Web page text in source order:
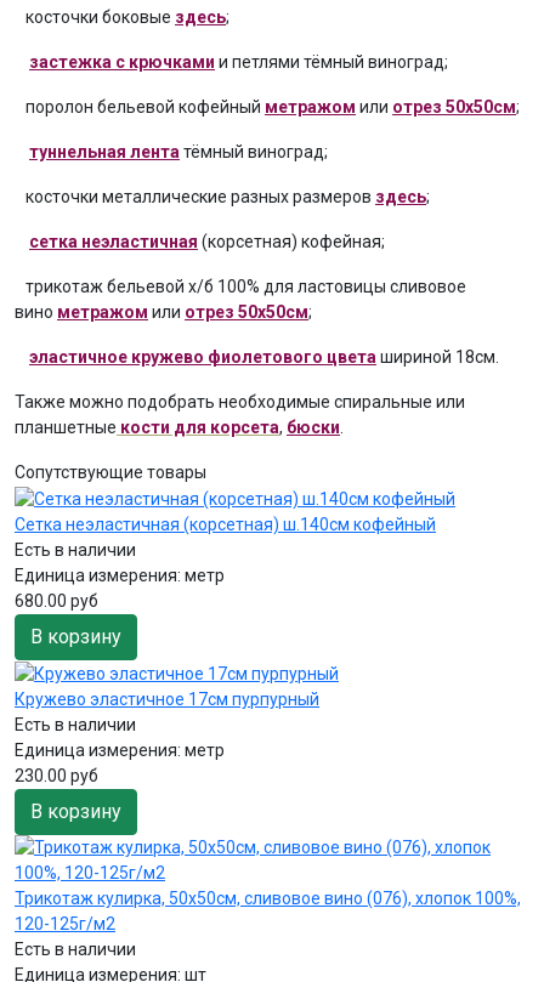
косточки боковые здесь;
застежка с крючками и петлями тёмный виноград;
поролон бельевой кофейный метражом или отрез 50х50см;
туннельная лента тёмный виноград;
косточки металлические разных размеров здесь;
сетка неэластичная (корсетная) кофейная;
трикотаж бельевой х/б 100% для ластовицы сливовое
вино метражом или отрез 50х50см;
эластичное кружево фиолетового цвета шириной 18см.
Также можно подобрать необходимые спиральные или
планшетные кости для корсета, бюски
Сопутствующие товары
Сетка неэластичная (корсетная) ш.140см кофейный
Есть в наличии
Единица измерения: метр
680.00 руб
В корзину
Кружево эластичное 17см пурпурный
Есть в наличии
Единица измерения: метр
230.00 руб
В корзину
Трикотаж кулирка, 50х50см, сливовое вино (076), хлопок 100%,
120-125г/м2
Есть в наличии
Единица измерения: шт